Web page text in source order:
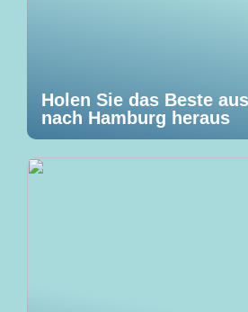
Holen Sie das Beste
nach Hamburg heraus